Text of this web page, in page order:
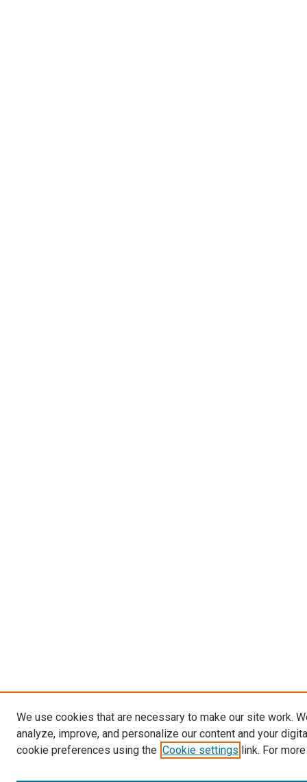
We use cookies that are necessary to make our site work.
analyze, improve, and personalize our content and your
cookie preferences using the Cookie settings link. For